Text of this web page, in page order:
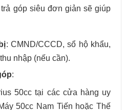
góp siêu đơn giản sẽ giúp
: CMND/CCCD, sổ hộ khẩu,
nhập (nếu cần).
:
50cc tại các cửa hàng uy
50cc Nam Tiến hoặc Thế